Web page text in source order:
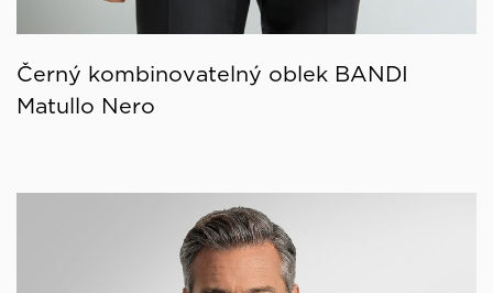
Černý kombinovatelný oblek BANDI
Matullo Nero